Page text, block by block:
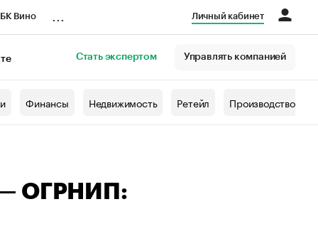
Вино Личный кабинет
Стать экспертом Управлять компанией
Финансы Недвижимость Ретейл Производство
ОГРНИП: